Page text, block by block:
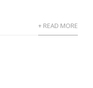
+ READ MORE